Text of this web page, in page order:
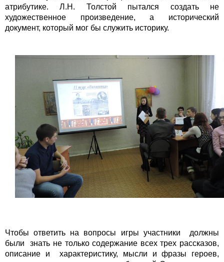
атрибутике. Л.Н. Толстой пытался создать не
художественное произведение, а исторический
документ, который мог бы служить историку.
Чтобы ответить на вопросы игры участники должны
были знать не только содержание всех трех рассказов,
описание и характеристику, мысли и фразы героев,